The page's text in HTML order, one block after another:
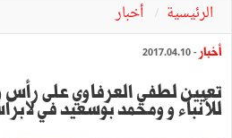
الرئيسية أخبار
أخبار - 2017.04.10
تعيين لطفي العرفاوي على رأس
للأنباء و ومحمد بوسعيد في